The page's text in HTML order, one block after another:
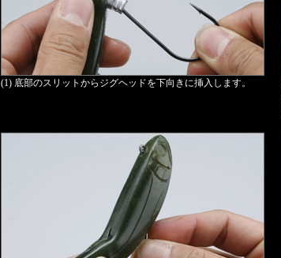
(1) 底部のスリットからジグヘッドを下向きに挿入します。